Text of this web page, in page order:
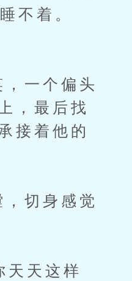
不着。
一个偏头
，最后找
接着他的
切身感觉
天这样